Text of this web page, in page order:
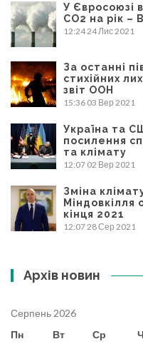
У Євросоюзі
CO2 на рік –
12:24 24 Лис 2021
За останні
стихійних
звіт ООН
15:36 03 Вер 2021
Україна та
посилення
та клімату
12:07 02 Вер 2021
Зміна
Міндовкілля
кінця 2021
12:07 28 Сер 2021
Архів новин
Серпень 2026
Пн
Вт Ср